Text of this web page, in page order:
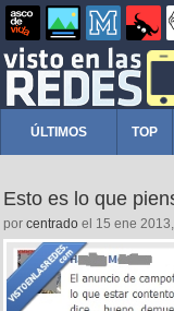
ÚLTIMOS TOP
Esto es lo que
por centrado el 15 ene